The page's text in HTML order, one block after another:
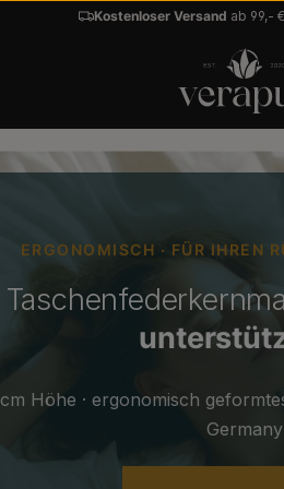
Kostenloser Versand ab 99,- €
ERGONOMISCH · FÜR IHREN
Höhe · ergonomisch
Germany